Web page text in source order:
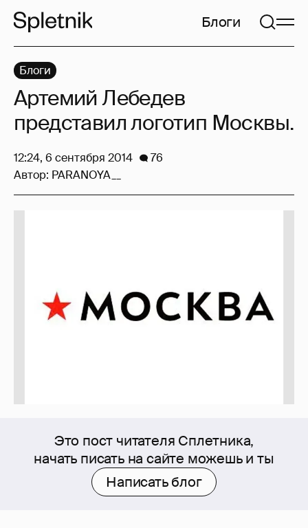
Блоги
Это пост читателя Сплетника,
начать писать на сайте можешь и ты
Написать блог
Блоги
Артемий Лебедев
представил логотип Москвы.
12:24, 6 сентября 2014
76
Автор: PARANOYA__